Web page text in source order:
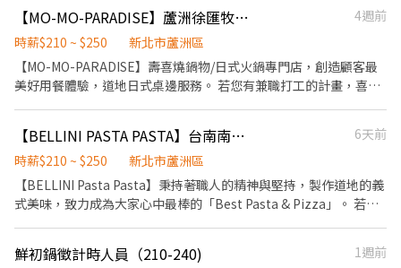
用補助 ▪薪資照舊計算 ⭕招募條件 ▪職前教育訓練，歡迎無經驗
者加入!! ▪歡迎二度就業、學生實習、長期打工、短期工讀 ▪彈性
排班：09:00~00:00（每日至少排班4小時，請於面試時與主管確認
班表） ⭕工作內容（在職教育訓練完善，無經驗者OK） ▪外場 帶
存盤點 等 ⭕獎金福利 ▪生日禮券 ▪員工用餐優惠 ▪年度健檢及津
貼 ▪一年4次考核及調薪機會 ▪加班費5分鐘為單位計算 ▪不定期
3,000~10,000元獎金 ⭕企業魅力 ▪加班費為5分鐘為單位計算，重
視員工的辛勤付出。 ▪實力主義不論年資，且制度完善、升遷調薪
快速，適合具有企圖心的您。 ▪學習日系企業商業禮儀、餐飲相關
專業技能，並能接觸店舖經營管理。 ▪展店計畫涵蓋全台灣，目標
【MO-MO-PARADISE】蘆洲徐匯牧場-內場兼職(中班,晚班)-C12
4週前
時薪$210 ~ $250
新北市蘆洲區
【MO-MO-PARADISE】壽喜燒鍋物/日式火鍋專門店，創造顧客最
美好用餐體驗，道地日式桌邊服務。 若您有兼職打工的計畫，喜歡
後續處理 3. 開店前準備及閉店整理作業 4. 洗滌與環境清潔 5. 完成主
管交付工作 ✅上班時段 中班：12:00~21:00 晚班：18:00~22:30 (排
班區間另安排休息時間，週六、週日有一天可排班者尤佳。) ※彈性
排班可討論喔。週六與週日正常工時出勤每小時再加5圓，國定假日
通勤上班很方便。 ✅歡迎無餐飲工作經驗、對餐飲業有熱忱的您，
【BELLINI PASTA PASTA】台南南紡店-內場兼職-B11
6天前
時薪$210 ~ $250
新北市蘆洲區
【BELLINI Pasta Pasta】秉持著職人的精神與堅持，製作道地的義
式美味，致力成為大家心中最棒的「Best Pasta & Pizza」。 若您
2. 協助進貨清點、歸位及後續處理 3. 開店前準備及閉店整理作業 4.
鮮初鍋徵計時人員（210-240)
1週前